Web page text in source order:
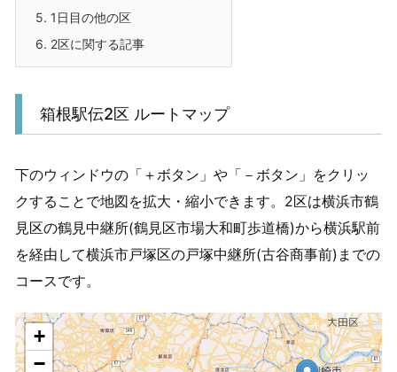
5. 1日目の他の区
6. 2区に関する記事
箱根駅伝2区 ルートマップ
下のウィンドウの「＋ボタン」や「－ボタン」をクリッ
クすることで地図を拡大・縮小できます。2区は横浜市鶴
見区の鶴見中継所(鶴見区市場大和町歩道橋)から横浜駅前
を経由して横浜市戸塚区の戸塚中継所(古谷商事前)までの
コースです。